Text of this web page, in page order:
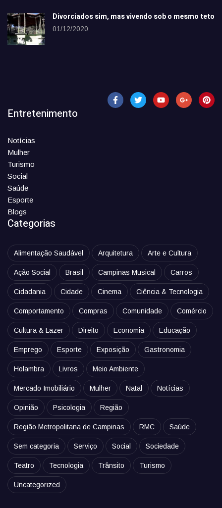
Divorciados sim, mas vivendo sob o mesmo teto
01/12/2020
Entretenimento
Notícias
Mulher
Turismo
Social
Saúde
Esporte
Blogs
Categorias
Alimentação Saudável Arquitetura Arte e Cultura
Ação Social Brasil Campinas Musical Carros
Cidadania Cidade Cinema Ciência & Tecnologia
Comportamento Compras Comunidade Comércio
Cultura & Lazer Direito Economia Educação
Emprego Esporte Exposição Gastronomia
Holambra Livros Meio Ambiente
Mercado Imobiliário Mulher Natal Notícias
Opinião Psicologia Região
Região Metropolitana de Campinas RMC Saúde
Sem categoria Serviço Social Sociedade
Teatro Tecnologia Trânsito Turismo
Uncategorized